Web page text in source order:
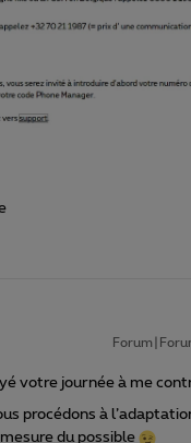
votre journée à me
procédons à
du possible